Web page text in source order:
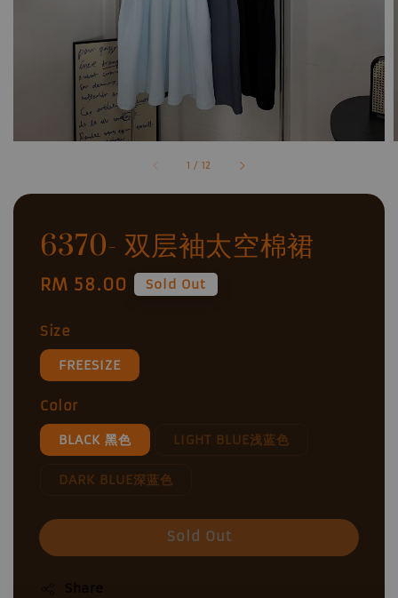
1 / 12
6370- 双层袖太空棉裙
Regular
RM 58.00 Sold Out
Size
FREESIZE
Color
BLACK 黑色 LIGHT BLUE浅蓝色
DARK BLUE深蓝色
Sold Out
Share